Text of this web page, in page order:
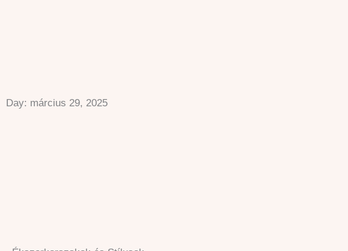
Day: március 29, 2025